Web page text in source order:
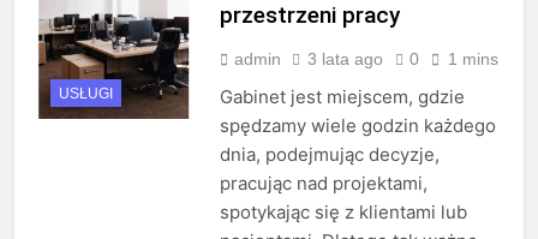
USŁUGI
przestrzeni pracy
admin 3 lata ago 0 1 mins
Gabinet jest miejscem, gdzie
spędzamy wiele godzin każdego
dnia, podejmując decyzje,
pracując nad projektami,
spotykając się z klientami lub